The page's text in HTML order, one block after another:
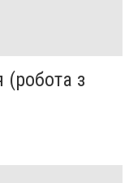
(робота з